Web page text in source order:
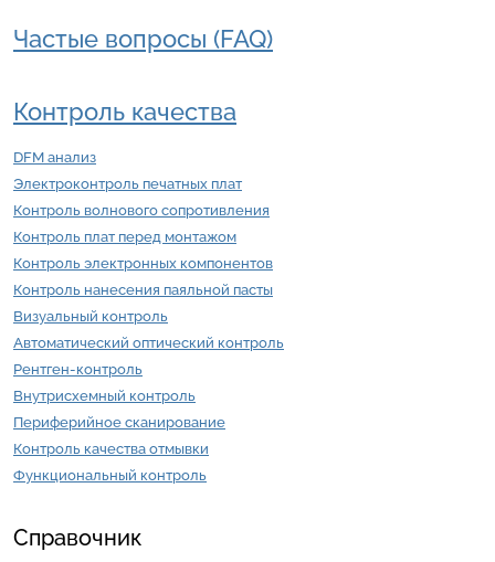
Частые вопросы (FAQ)
Контроль качества
DFM анализ
Электроконтроль печатных плат
Контроль волнового сопротивления
Контроль плат перед монтажом
Контроль электронных компонентов
Контроль нанесения паяльной пасты
Визуальный контроль
Автоматический оптический контроль
Рентген-контроль
Внутрисхемный контроль
Периферийное сканирование
Контроль качества отмывки
Функциональный контроль
Справочник